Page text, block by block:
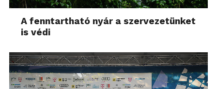
A fenntartható nyár a szervezetünket
is védi